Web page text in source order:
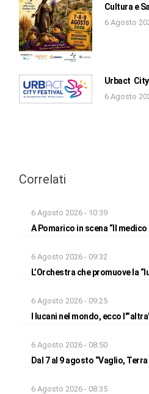
Cultura e
6 Agosto
Urbact
6 Agosto
Correlati
6 Agosto 2026 - 10:39
A Pomarico in scena “Il medico
6 Agosto 2026 - 09:32
L’Orchestra che promuove la
6 Agosto 2026 - 09:25
I lucani nel mondo, ecco
6 Agosto 2026 - 08:50
Dal 7 al 9 agosto “Vaglio,
6 Agosto 2026 - 08:35